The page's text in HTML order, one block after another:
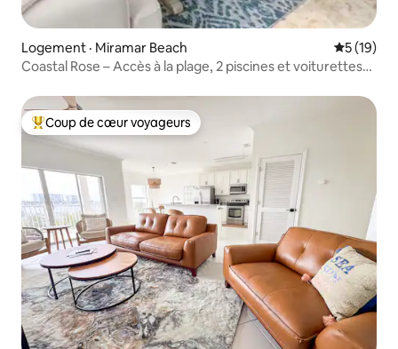
Logement · Miramar Beach Note
5 (19)
Coastal Rose – Accès à la plage, 2 piscines et voiturettes
Coup de cœur voyageurs parmi les plus aimés
Coup de cœur voyageurs